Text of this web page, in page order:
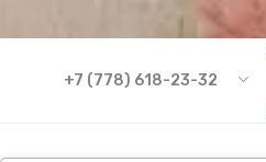
+7 (778) 618-23-32